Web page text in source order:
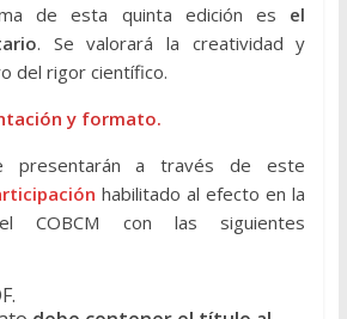
de esta quinta edición es el
. Se valorará la creatividad y
del rigor científico.
y formato.
presentarán a través de este
habilitado al efecto en la
COBCM con las siguientes